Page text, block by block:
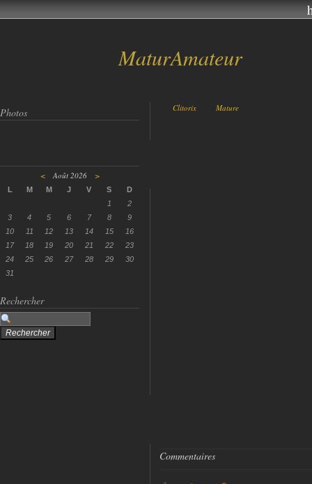
MaturAmateur
Photos
<Août 2026 >
L M M J V S
D
1
2
3
4 5 6 7 8
9
10
11 12 13 14 15
16
17
18 19 20 21 22
23
24
25 26 27 28 29
30
31
Rechercher
Clitorix Mature
Commentaires